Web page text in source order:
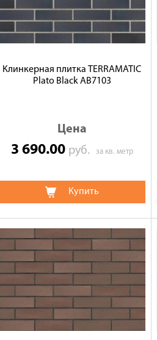
Клинкерная плитка TERRAMATIC
Plato Black AB7103
Цена
3 690.00 руб. за кв. метр
Купить